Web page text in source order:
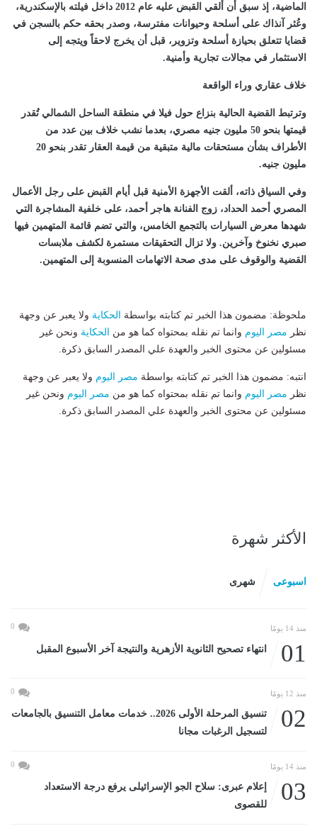
الماضية، إذ سبق أن أُلقي القبض عليه عام 2012 داخل فيلته بالإسكندرية،
وعُثر آنذاك على أسلحة وحيوانات مفترسة، وصدر بحقه حكم بالسجن في
قضايا تتعلق بحيازة أسلحة وتزوير، قبل أن يخرج لاحقاً ويتجه إلى
الاستثمار في مجالات تجارية وأمنية.
خلاف عقاري وراء الواقعة
وترتبط القضية الحالية بنزاع حول فيلا في منطقة الساحل الشمالي تُقدر
قيمتها بنحو 50 مليون جنيه مصري، بعدما نشب خلاف بين عدد من
الأطراف بشأن مستحقات مالية متبقية من قيمة العقار تقدر بنحو 20
مليون جنيه.
وفي السياق ذاته، ألقت الأجهزة الأمنية قبل أيام القبض على رجل الأعمال
المصري أحمد الحداد، زوج الفنانة هاجر أحمد، على خلفية المشاجرة التي
شهدها معرض السيارات بالتجمع الخامس، والتي تضم قائمة المتهمين فيها
صبري نخنوخ وآخرين. ولا تزال التحقيقات مستمرة لكشف ملابسات
القضية والوقوف على مدى صحة الاتهامات المنسوبة إلى المتهمين.
ملحوظة: مضمون هذا الخبر تم كتابته بواسطة الحكاية ولا يعبر عن وجهة
نظر مصر اليوم وانما تم نقله بمحتواه كما هو من الحكاية ونحن غير
مسئولين عن محتوى الخبر والعهدة علي المصدر السابق ذكرة.
انتبه: مضمون هذا الخبر تم كتابته بواسطة مصر اليوم ولا يعبر عن وجهة
نظر مصر اليوم وانما تم نقله بمحتواه كما هو من مصر اليوم ونحن غير
مسئولين عن محتوى الخبر والعهدة علي المصدر السابق ذكرة.
الأكثر شهرة
اسبوعى شهرى
منذ 14 يومًا 0
01 انتهاء تصحيح الثانوية الأزهرية والنتيجة آخر الأسبوع المقبل
منذ 12 يومًا 0
02
تنسيق المرحلة الأولى 2026.. خدمات معامل التنسيق بالجامعات
لتسجيل الرغبات مجانا
منذ 14 يومًا 0
03
إعلام عبرى: سلاح الجو الإسرائيلى يرفع درجة الاستعداد
للقصوى